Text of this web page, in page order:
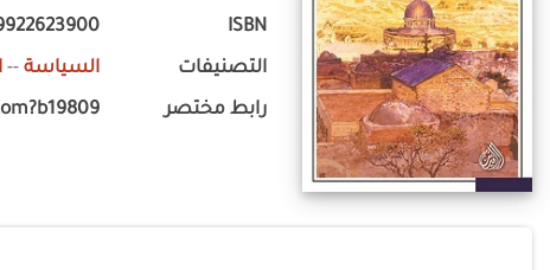
ISBN
التصنيفات السياسة --
رابط مختصر